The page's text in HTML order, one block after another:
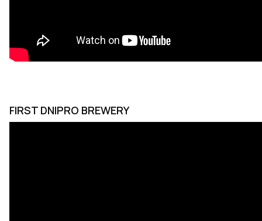
FIRST DNIPRO BREWERY